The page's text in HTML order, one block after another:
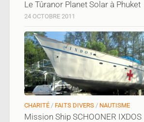
Le Tûranor Planet Solar à Phuket
24 OCTOBRE 2011
CHARITÉ / FAITS DIVERS / NAUTISME
Mission Ship SCHOONER IXDOS